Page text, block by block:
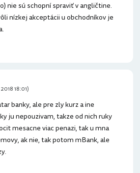
nie sú schopní spraviť v angličtine.
nízkej akceptácii u obchodníkov je
banky, ale pre zly kurz a ine
ju nepouzivam, takze od nich ruky
mesacne viac penazi, tak u mna
ak nie, tak potom mBank, ale
18:01)